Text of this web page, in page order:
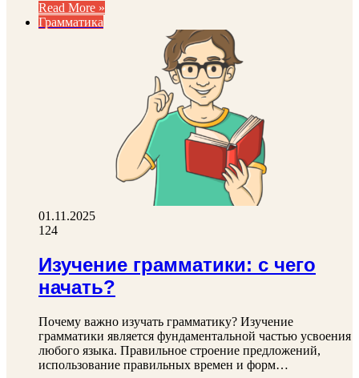
Read More »
Грамматика
01.11.2025
124
Изучение грамматики: с чего
начать?
Почему важно изучать грамматику? Изучение
грамматики является фундаментальной частью усвоения
любого языка. Правильное строение предложений,
использование правильных времен и форм…